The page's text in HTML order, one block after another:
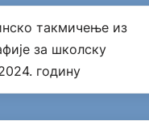
такмичење из
за школску
годину